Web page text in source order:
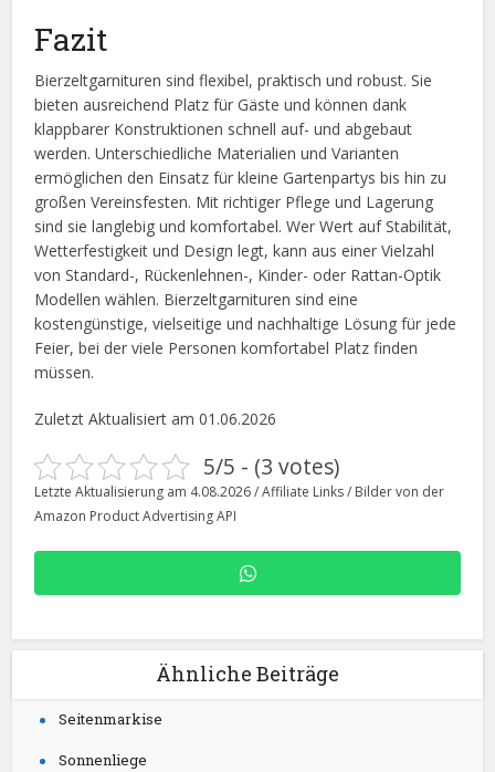
Fazit
Bierzeltgarnituren sind flexibel, praktisch und robust. Sie
bieten ausreichend Platz für Gäste und können dank
klappbarer Konstruktionen schnell auf- und abgebaut
werden. Unterschiedliche Materialien und Varianten
ermöglichen den Einsatz für kleine Gartenpartys bis hin zu
großen Vereinsfesten. Mit richtiger Pflege und Lagerung
sind sie langlebig und komfortabel. Wer Wert auf Stabilität,
Wetterfestigkeit und Design legt, kann aus einer Vielzahl
von Standard-, Rückenlehnen-, Kinder- oder Rattan-Optik
Modellen wählen. Bierzeltgarnituren sind eine
kostengünstige, vielseitige und nachhaltige Lösung für jede
Feier, bei der viele Personen komfortabel Platz finden
müssen.
Zuletzt Aktualisiert am 01.06.2026
5/5 - (3 votes)
Letzte Aktualisierung am 4.08.2026 / Affiliate Links / Bilder von der
Amazon Product Advertising API
Ähnliche Beiträge
Seitenmarkise
Sonnenliege